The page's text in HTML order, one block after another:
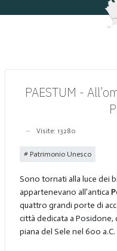
PAESTUM -
Visite: 13280
Patrimonio Unesco
Sono tornati alla luce dei
appartenevano all’antica
quattro grandi porte di
città dedicata a Posidone,
piana del Sele nel 600 a.C.